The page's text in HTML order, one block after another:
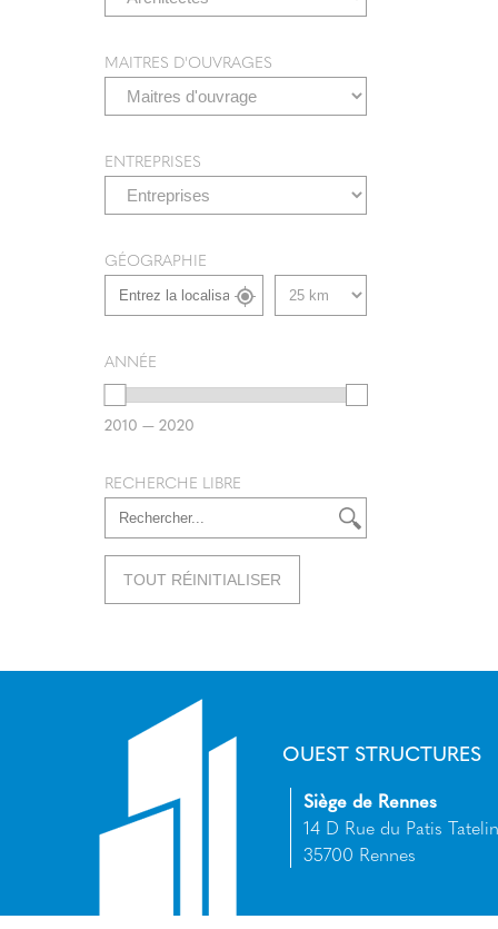
MAITRES D'OUVRAGES
ENTREPRISES
GÉOGRAPHIE
ANNÉE
2010 — 2020
RECHERCHE LIBRE
TOUT RÉINITIALISER
OUEST STRUCTURES
Siège de Rennes
14 D Rue du Patis
35700 Rennes